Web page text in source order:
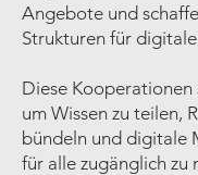
Angebote und
Strukturen für
Diese Kooperationen
um Wissen zu teilen,
bündeln und digitale
für alle zugänglich zu